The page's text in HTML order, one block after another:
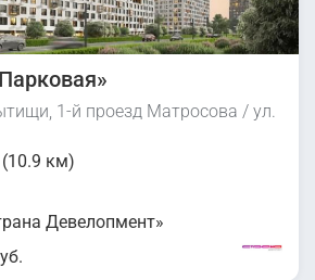
1-й проезд Матросова / ул.
км)
Девелопмент»